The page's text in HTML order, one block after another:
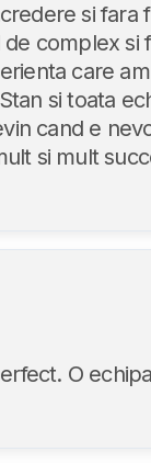
si fara
complex si
care
si toata
cand e
si mult
O